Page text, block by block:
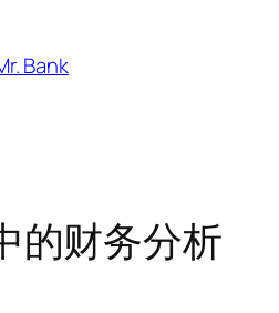
Bank
的财务分析